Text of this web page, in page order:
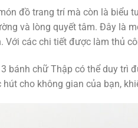
đồ trang trí mà còn là
và lòng quyết tâm. Đây là
các chi tiết được làm thủ
bánh chữ Thập có thể duy
cho không gian của bạn,